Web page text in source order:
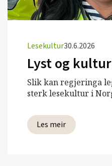
Lesekultur30.6.2026
Lyst og kultur
Slik kan regjeringa
sterk lesekultur i
Les meir